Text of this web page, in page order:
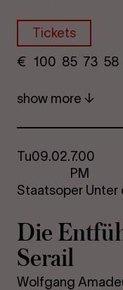
Tickets
€
100 85 73​
show more
Tu09.02.7.00
PM
Staatsoper Unter
Die
Serail
Wolfgang